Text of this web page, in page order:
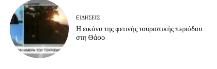
EΙΔΗΣΕΙΣ
Η εικόνα της φετινής τουριστικής περιόδου
στη Θάσο